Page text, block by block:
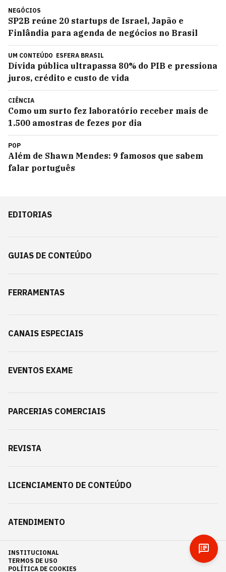
NEGÓCIOS
SP2B reúne 20 startups de Israel, Japão e
Finlândia para agenda de negócios no Brasil
UM CONTEÚDO ESFERA BRASIL
Dívida pública ultrapassa 80% do PIB e pressiona
juros, crédito e custo de vida
CIÊNCIA
Como um surto fez laboratório receber mais de
1.500 amostras de fezes por dia
POP
Além de Shawn Mendes: 9 famosos que sabem
falar português
EDITORIAS
GUIAS DE CONTEÚDO
FERRAMENTAS
CANAIS ESPECIAIS
EVENTOS EXAME
PARCERIAS COMERCIAIS
REVISTA
LICENCIAMENTO DE CONTEÚDO
ATENDIMENTO
INSTITUCIONAL
TERMOS DE USO
POLÍTICA DE COOKIES